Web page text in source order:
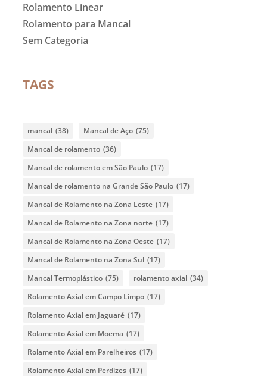
Rolamento Linear
Rolamento para Mancal
Sem Categoria
TAGS
mancal (38) Mancal de Aço (75)
Mancal de rolamento (36)
Mancal de rolamento em São Paulo (17)
Mancal de rolamento na Grande São Paulo (17)
Mancal de Rolamento na Zona Leste (17)
Mancal de Rolamento na Zona norte (17)
Mancal de Rolamento na Zona Oeste (17)
Mancal de Rolamento na Zona Sul (17)
Mancal Termoplástico (75) rolamento axial (34)
Rolamento Axial em Campo Limpo (17)
Rolamento Axial em Jaguaré (17)
Rolamento Axial em Moema (17)
Rolamento Axial em Parelheiros (17)
Rolamento Axial em Perdizes (17)